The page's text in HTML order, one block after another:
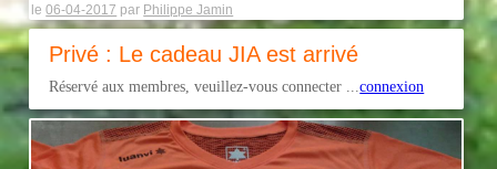
le06-04-2017 par Philippe Jamin
Privé : Le cadeau JIA est arrivé
Réservé aux membres, veuillez-vous connecter ...connexion